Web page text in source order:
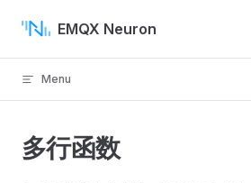
Skip to content
EMQX Neuron
Menu
多行函数